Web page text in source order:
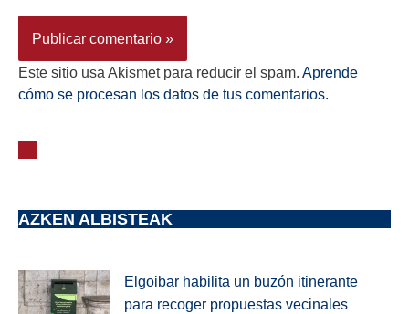
Este sitio usa Akismet para reducir el spam. Aprende
cómo se procesan los datos de tus comentarios.
AZKEN ALBISTEAK
Elgoibar habilita un buzón itinerante
para recoger propuestas vecinales